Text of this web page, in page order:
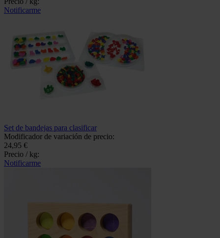
Notificarme
Set de bandejas para clasificar
Modificador de variación de precio:
24,95 €
Precio / kg:
Notificarme